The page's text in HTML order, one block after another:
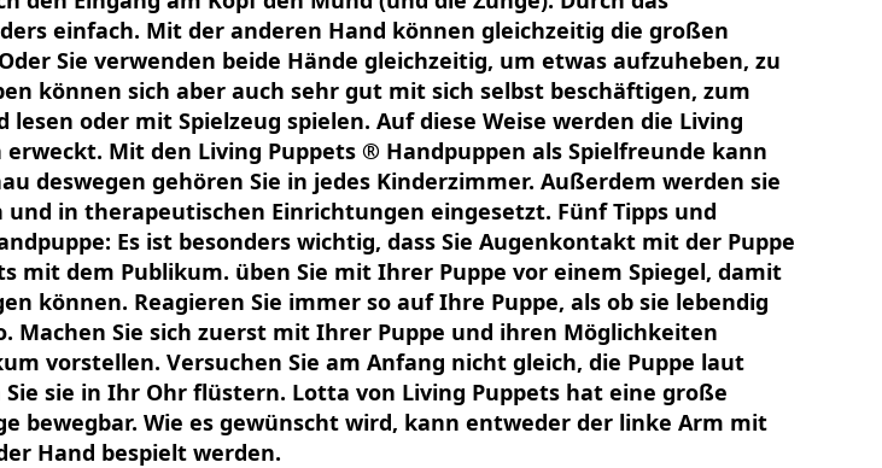
einfach. Mit der anderen Hand können gleichzeitig die großen
Sie verwenden beide Hände gleichzeitig, um etwas aufzuheben, zu
können sich aber auch sehr gut mit sich selbst beschäftigen, zum
oder mit Spielzeug spielen. Auf diese Weise werden die Living
Mit den Living Puppets ® Handpuppen als Spielfreunde kann
deswegen gehören Sie in jedes Kinderzimmer. Außerdem werden sie
in therapeutischen Einrichtungen eingesetzt. Fünf Tipps und
Es ist besonders wichtig, dass Sie Augenkontakt mit der Puppe
mit dem Publikum. üben Sie mit Ihrer Puppe vor einem Spiegel, damit
können. Reagieren Sie immer so auf Ihre Puppe, als ob sie lebendig
Machen Sie sich zuerst mit Ihrer Puppe und ihren Möglichkeiten
vorstellen. Versuchen Sie am Anfang nicht gleich, die Puppe laut
Sie sie in Ihr Ohr flüstern. Lotta von Living Puppets hat eine große
bewegbar. Wie es gewünscht wird, kann entweder der linke Arm mit
Hand bespielt werden.